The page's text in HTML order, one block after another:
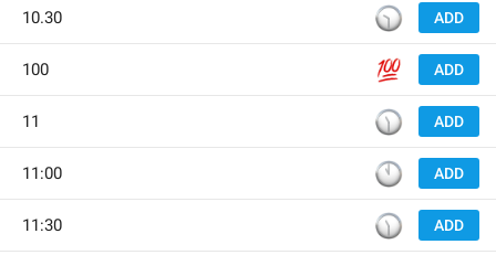
ADD
🕥
10.30
ADD
💯
100
ADD
🕦
11
ADD
🕚
11:00
ADD
🕦
11:30